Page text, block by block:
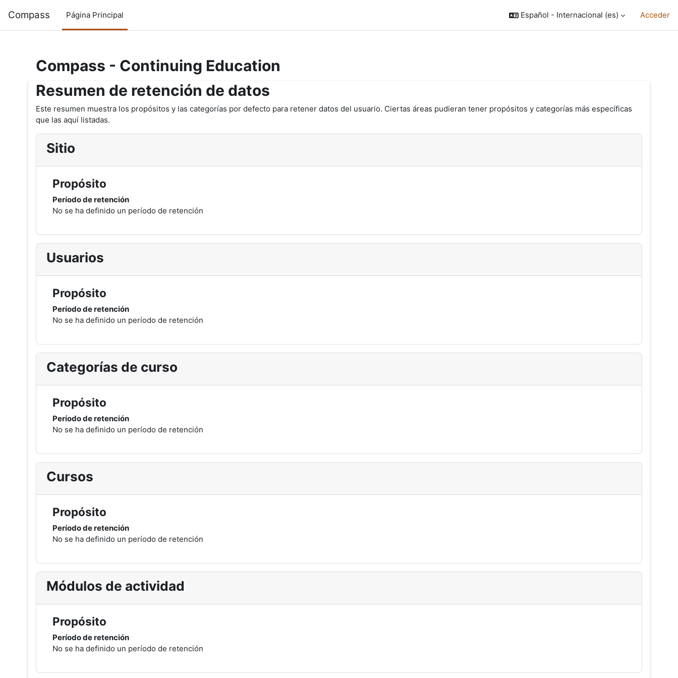
Compass Página Principal Español - Internacional ‎(es)‎ Acceder
Compass - Continuing Education
Resumen de retención de datos
Este resumen muestra los propósitos y las categorías por defecto para retener datos del usuario. Ciertas áreas pudieran tener propósitos y categorías más específicas
que las aquí listadas.
Sitio
Propósito
Período de retención
No se ha definido un período de retención
Usuarios
Propósito
Período de retención
No se ha definido un período de retención
Categorías de curso
Propósito
Período de retención
No se ha definido un período de retención
Cursos
Propósito
Período de retención
No se ha definido un período de retención
Módulos de actividad
Propósito
Período de retención
No se ha definido un período de retención